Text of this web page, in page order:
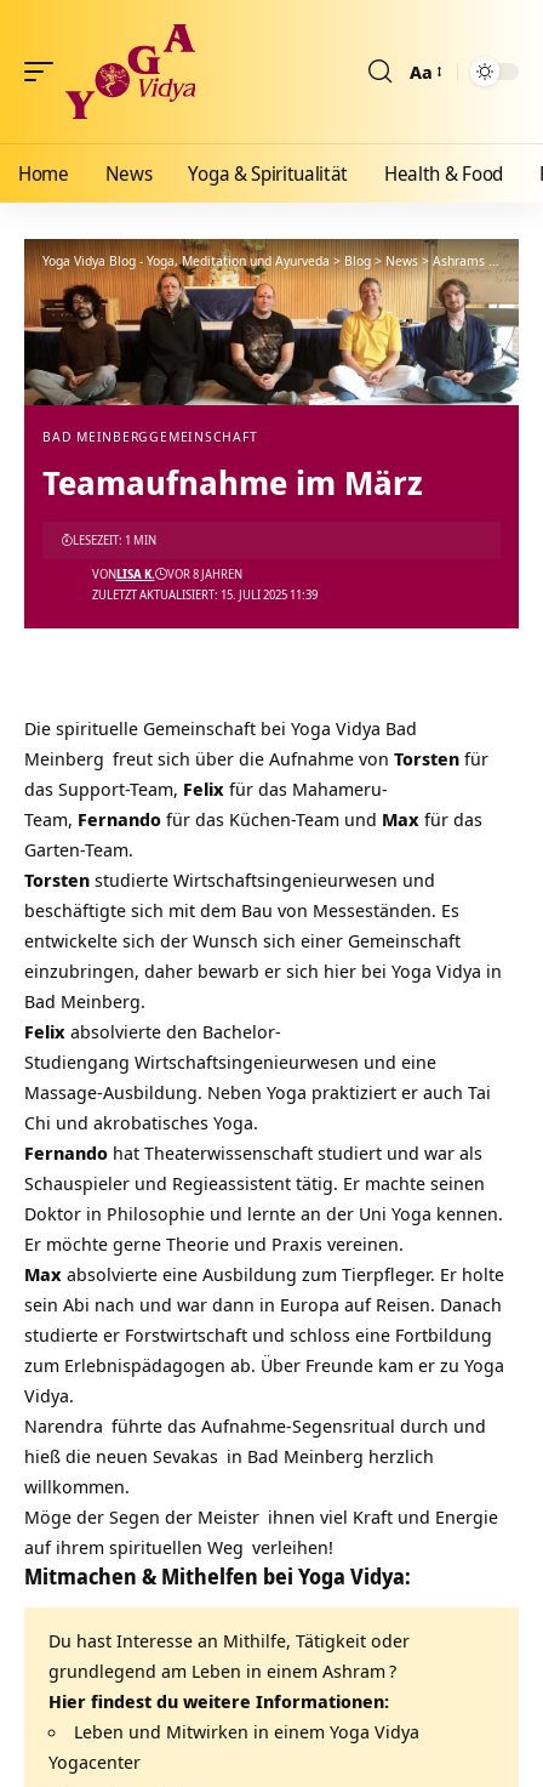
Aa
Home News Yoga & Spiritualität Health & Food
Yoga Vidya Blog - Yoga, Meditation und Ayurveda>Blog>News>Ashrams> Bad
BAD MEINBERGGEMEINSCHAFT
Teamaufnahme im März
ZULETZT AKTUALISIERT: 15. JULI 2025 11:39
VONLISA K. VOR 8 JAHREN
LESEZEIT: 1 MIN
Die spirituelle Gemeinschaft bei Yoga Vidya Bad
Meinberg freut sich über die Aufnahme von Torsten für
das Support-Team, Felix für das Mahameru-
Team, Fernando für das Küchen-Team und Max für das
Garten-Team.
Torsten studierte Wirtschaftsingenieurwesen und
beschäftigte sich mit dem Bau von Messeständen. Es
entwickelte sich der Wunsch sich einer Gemeinschaft
einzubringen, daher bewarb er sich hier bei Yoga Vidya in
Bad Meinberg.
Felix absolvierte den Bachelor-
Studiengang Wirtschaftsingenieurwesen und eine
Massage-Ausbildung. Neben Yoga praktiziert er auch Tai
Chi und akrobatisches Yoga.
Fernando hat Theaterwissenschaft studiert und war als
Schauspieler und Regieassistent tätig. Er machte seinen
Doktor in Philosophie und lernte an der Uni Yoga kennen.
Er möchte gerne Theorie und Praxis vereinen.
Max absolvierte eine Ausbildung zum Tierpfleger. Er holte
sein Abi nach und war dann in Europa auf Reisen. Danach
studierte er Forstwirtschaft und schloss eine Fortbildung
zum Erlebnispädagogen ab. Über Freunde kam er zu Yoga
Vidya.
Narendra führte das Aufnahme-Segensritual durch und
hieß die neuen Sevakas in Bad Meinberg herzlich
willkommen.
Möge der Segen der Meister ihnen viel Kraft und Energie
auf ihrem spirituellen Weg verleihen!
Mitmachen & Mithelfen bei Yoga Vidya:
Du hast Interesse an Mithilfe, Tätigkeit oder
grundlegend am Leben in einem Ashram ?
Hier findest du weitere Informationen:
Leben und Mitwirken in einem Yoga Vidya
Yogacenter